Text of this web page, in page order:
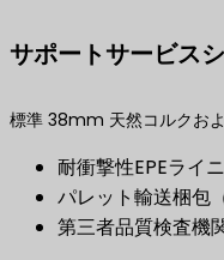
サポートサービス
標準 38mm 天然コルクお
耐衝撃性EPEライ
パレット輸送梱包
第三者品質検査機